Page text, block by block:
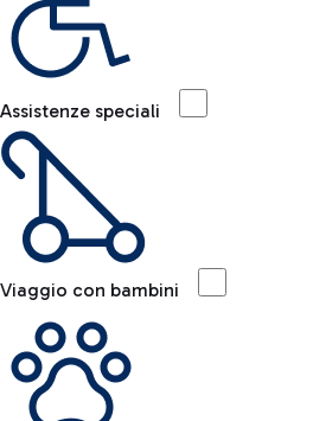
Assistenze speciali
Viaggio con bambini